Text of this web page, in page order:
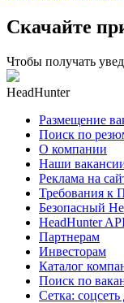
Скачайте
Чтобы получать
HeadHunter
Размещение
Поиск по
О компании
Наши
Реклама на
Требования к
Безопасный
HeadHunter
Партнерам
Инвесторам
Каталог
Поиск по
Сетка: